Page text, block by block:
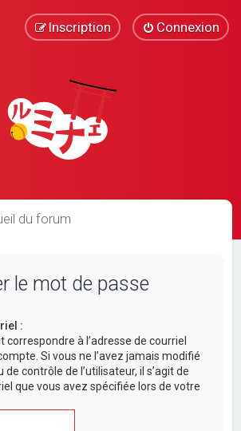
Connexion
Inscription
du forum
le mot de passe
:
correspondre à l’adresse de courriel
Si vous ne l’avez jamais modifié
contrôle de l’utilisateur, il s’agit de
que vous avez spécifiée lors de votre